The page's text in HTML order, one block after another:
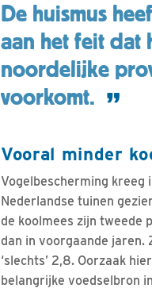
De huismus
aan het feit dat
noordelijke
voorkomt.
Vooral minder
Vogelbescherming kreeg
Nederlandse tuinen
de koolmees zijn tweede
dan in voorgaande jaren.
‘slechts’ 2,8. Oorzaak
belangrijke voedselbron